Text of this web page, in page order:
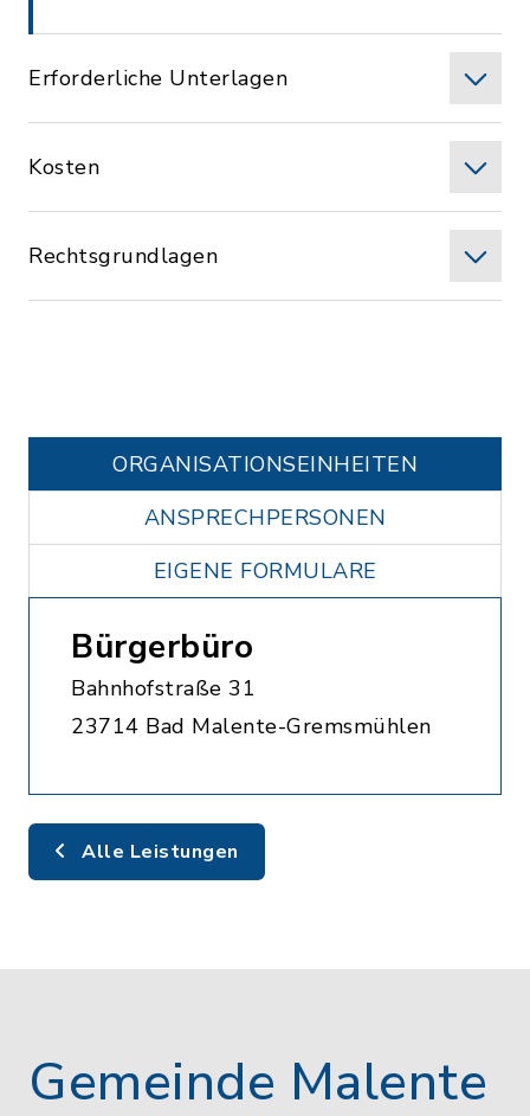
Erforderliche Unterlagen
Kosten
Rechtsgrundlagen
ORGANISATIONS­EINHEITEN
ANSPRECHPERSONEN
EIGENE FORMULARE
Bürgerbüro
Bahnhofstraße 31
23714 Bad Malente-Gremsmühlen
Alle Leistungen
Gemeinde Malente